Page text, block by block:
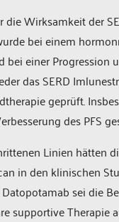
die Wirksamkeit der
bei einem
bei einer
das SERD
geprüft.
des PFS
Linien hätten
in den klinischen
Datopotamab sei die
supportive